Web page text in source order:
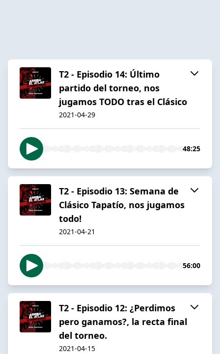
T2 - Episodio 14: Último
partido del torneo, nos
jugamos TODO tras el Clásico
2021-04-29
48:25
T2 - Episodio 13: Semana de
Clásico Tapatío, nos jugamos
todo!
2021-04-21
56:00
T2 - Episodio 12: ¿Perdimos
pero ganamos?, la recta final
del torneo.
2021-04-15